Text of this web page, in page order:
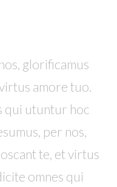
glorificamus
amore tuo.
qui utuntur hoc
per nos,
te, et virtus
omnes qui